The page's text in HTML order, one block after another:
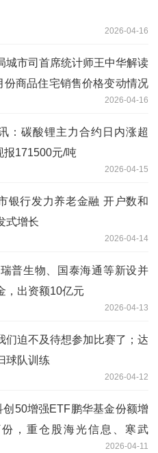
2026-04-16
城市司首席统计师王中华解读
份商品住宅销售价格变动情况
2026-04-16
：碳酸锂主力合约日内涨超
报171500元/吨
2026-04-15
银行发力养老金融 开户数和
式增长
2026-04-14
普生物、国泰海通等新设并
，出资额10亿元
2026-04-13
们迫不及待想参加比赛了；达
球队训练
2026-04-12
创50增强ETF鹏华基金份额增
份，重仓股海光信息、寒武
2026-04-11